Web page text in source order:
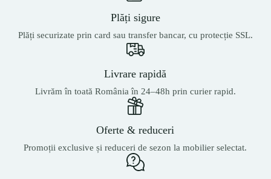
Plăți sigure
Plăți securizate prin card sau transfer bancar, cu protecție SSL.
Livrare rapidă
Livrăm în toată România în 24–48h prin curier rapid.
Oferte & reduceri
Promoții exclusive și reduceri de sezon la mobilier selectat.